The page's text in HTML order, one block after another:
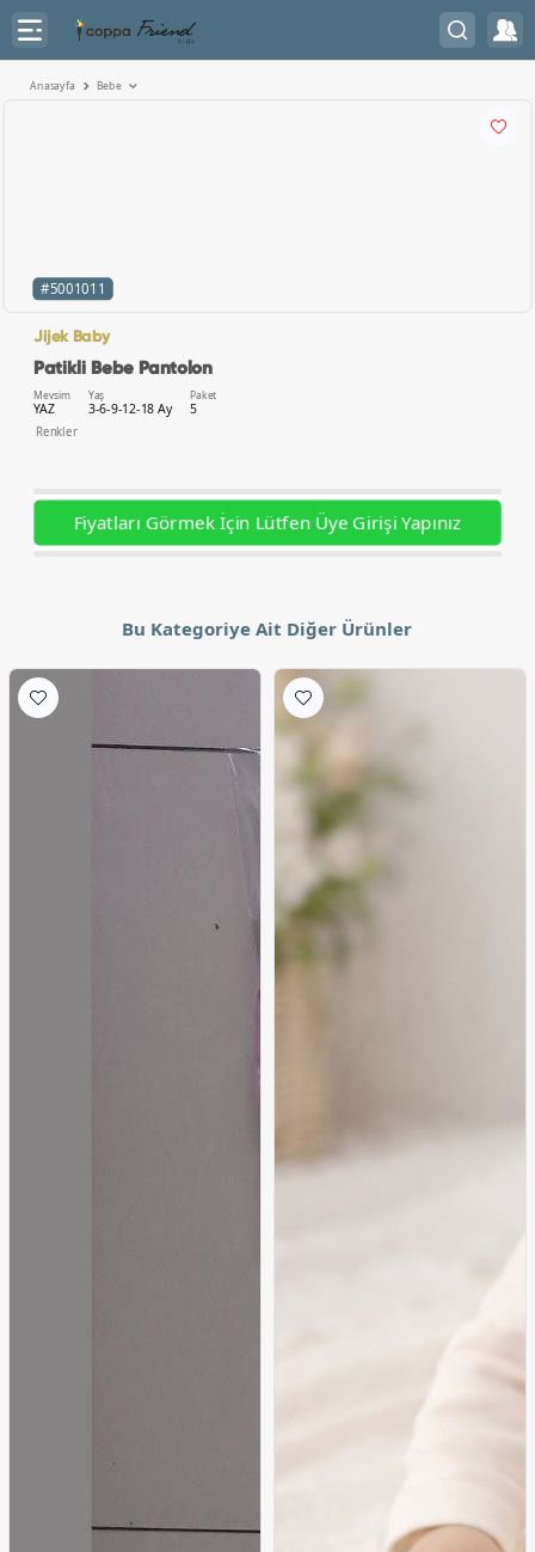
Anasayfa Bebe
#5001011
Jijek Baby
Patikli Bebe Pantolon
Mevsim
YAZ
Yaş
3-6-9-12-18 Ay
Paket
5
Renkler
Fiyatları Görmek İçin Lütfen Üye Girişi Yapınız
Bu Kategoriye Ait Diğer Ürünler